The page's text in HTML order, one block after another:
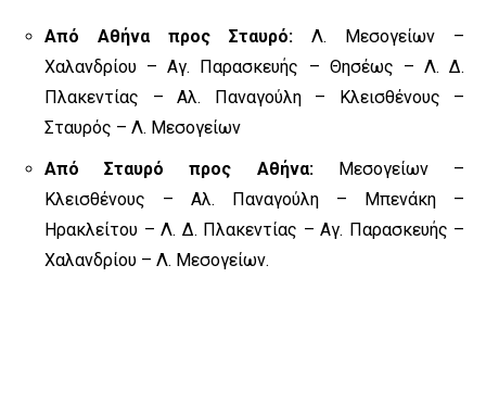
Από Αθήνα προς Σταυρό: Λ. Μεσογείων –
Χαλανδρίου – Αγ. Παρασκευής – Θησέως – Λ. Δ.
Πλακεντίας – Αλ. Παναγούλη – Κλεισθένους –
Σταυρός – Λ. Μεσογείων
Από Σταυρό προς Αθήνα:Μεσογείων –
Κλεισθένους – Αλ. Παναγούλη – Μπενάκη –
Ηρακλείτου – Λ. Δ. Πλακεντίας – Αγ. Παρασκευής –
Χαλανδρίου – Λ. Μεσογείων.